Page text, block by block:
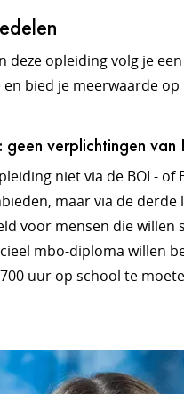
deze opleiding volg je
bied je meerwaarde
verplichtingen van
niet via de BOL-
maar via de derde
voor mensen die willen
mbo-diploma willen
uur op school te